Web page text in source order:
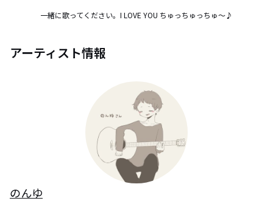
一緒に歌ってください。I LOVE YOU ちゅっちゅっちゅ～♪
アーティスト情報
のんゆ